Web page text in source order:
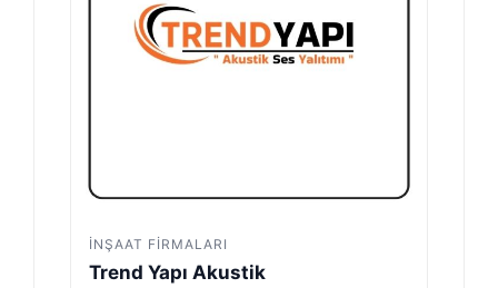
İNŞAAT FIRMALARI
Trend Yapı Akustik